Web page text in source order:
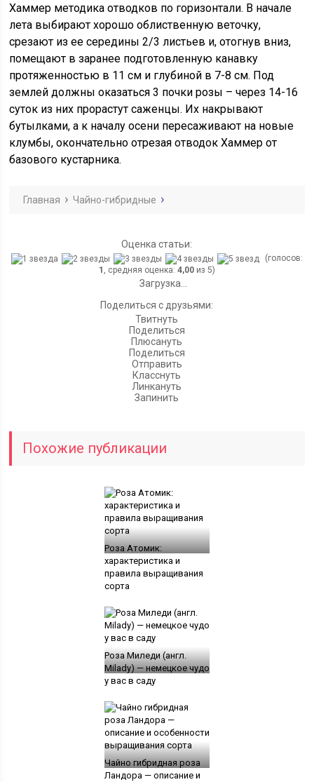
Хаммер методика отводков по горизонтали. В начале
лета выбирают хорошо облиственную веточку,
срезают из ее середины 2/3 листьев и, отогнув вниз,
помещают в заранее подготовленную канавку
протяженностью в 11 см и глубиной в 7-8 см. Под
землей должны оказаться 3 почки розы – через 14-16
суток из них прорастут саженцы. Их накрывают
бутылками, а к началу осени пересаживают на новые
клумбы, окончательно отрезая отводок Хаммер от
базового кустарника.
Главная Чайно-гибридные
Оценка статьи:
(голосов:
1 , средняя оценка: 4,00из 5)
Загрузка...
Поделиться с друзьями:
Твитнуть
Поделиться
Плюсануть
Поделиться
Отправить
Класснуть
Линкануть
Запинить
Похожие публикации
Роза Атомик:
характеристика и
правила выращивания
сорта
Роза Миледи (англ.
Мilady) — немецкое чудо
у вас в саду
Чайно гибридная роза
Ландора — описание и